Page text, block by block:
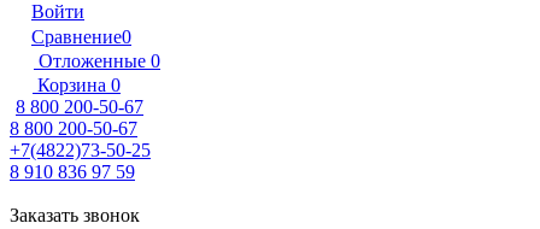
Войти
Сравнение0
Отложенные 0
Корзина 0
8 800 200-50-67
8 800 200-50-67
+7(4822)73-50-25
8 910 836 97 59
Заказать звонок